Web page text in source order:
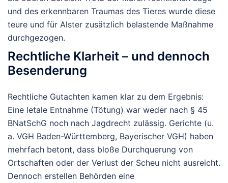
und des erkennbaren Traumas des Tieres wurde diese
teure und für Alster zusätzlich belastende Maßnahme
durchgezogen.
Rechtliche Klarheit – und dennoch
Besenderung
Rechtliche Gutachten kamen klar zu dem Ergebnis:
Eine letale Entnahme (Tötung) war weder nach § 45
BNatSchG noch nach Jagdrecht zulässig. Gerichte (u.
a. VGH Baden-Württemberg, Bayerischer VGH) haben
mehrfach betont, dass bloße Durchquerung von
Ortschaften oder der Verlust der Scheu nicht ausreicht.
Dennoch erstellen Behörden eine